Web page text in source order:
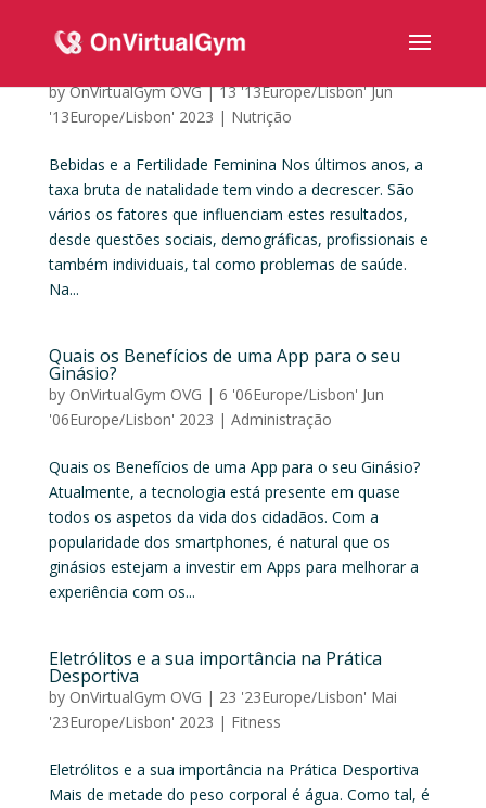
byOnVirtualGym OVG|13 '13Europe/Lisbon' Jun
'13Europe/Lisbon' 2023 | Nutrição
Bebidas e a Fertilidade Feminina Nos últimos anos, a
taxa bruta de natalidade tem vindo a decrescer. São
vários os fatores que influenciam estes resultados,
desde questões sociais, demográficas, profissionais e
também individuais, tal como problemas de saúde.
Na...
Quais os Benefícios de uma App para o seu
Ginásio?
by OnVirtualGym OVG | 6 '06Europe/Lisbon' Jun
'06Europe/Lisbon' 2023 | Administração
Quais os Benefícios de uma App para o seu Ginásio?
Atualmente, a tecnologia está presente em quase
todos os aspetos da vida dos cidadãos. Com a
popularidade dos smartphones, é natural que os
ginásios estejam a investir em Apps para melhorar a
experiência com os...
Eletrólitos e a sua importância na Prática
Desportiva
by OnVirtualGym OVG | 23 '23Europe/Lisbon' Mai
'23Europe/Lisbon' 2023 | Fitness
Eletrólitos e a sua importância na Prática Desportiva
Mais de metade do peso corporal é água. Como tal, é